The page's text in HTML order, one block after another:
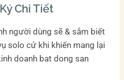
Chi Tiết
người dùng sẽ & sắm biết
solo cử khi khiến mang lại
doanh bat dong san